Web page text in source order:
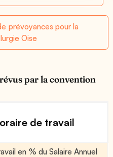
prévoyances pour la
Oise
par la convention
de travail
en % du Salaire Annuel